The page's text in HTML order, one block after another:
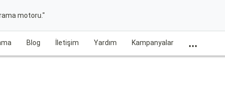
motoru."
Blog İletişim Yardım Kampanyalar ...